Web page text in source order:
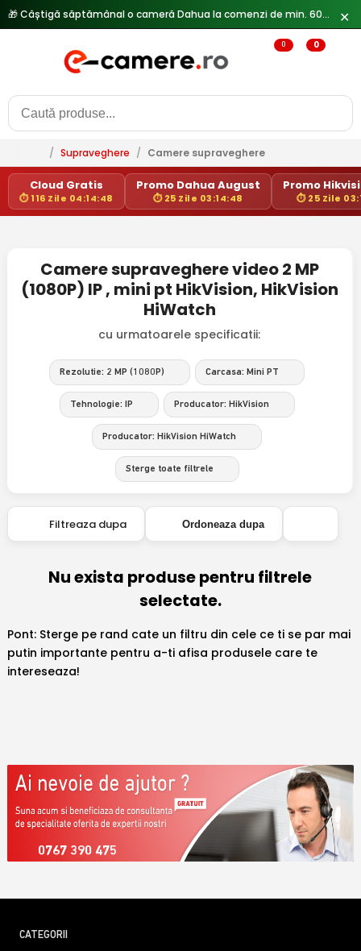
🎁 Câștigă săptămânal o cameră Dahua la comenzi de min. 600 lei — ✕
0 0
/ Supraveghere / Camere supraveghere
Cloud Gratis
⏱ 116 Zile 04:14:48
Promo Dahua August
⏱ 25 Zile 03:14:48
Promo
⏱ 25 Zile
Camere supraveghere video 2 MP
(1080P) IP , mini pt HikVision, HikVision
HiWatch
cu urmatoarele specificatii:
Rezolutie: 2 MP (1080P) Carcasa: Mini PT
Tehnologie: IP Producator: HikVision
Producator: HikVision HiWatch
Sterge toate filtrele
Filtreaza dupa Ordoneaza dupa
Nu exista produse pentru filtrele
selectate.
Pont: Sterge pe rand cate un filtru din cele ce ti se par mai
putin importante pentru a-ti afisa produsele care te
intereseaza!
0767 390 475
CATEGORII